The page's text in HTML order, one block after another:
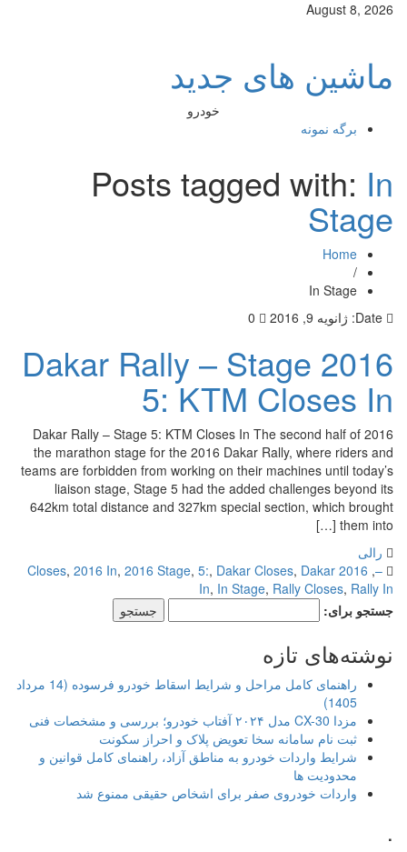
August 8, 2026
ماشین های جدید
خودرو
برگه نمونه
Posts tagged with:In
Stage
Home
/
In Stage
Date: ژانویه 9, 2016 0
2016 Dakar Rally – Stage
5: KTM Closes In
2016 Dakar Rally – Stage 5: KTM Closes In The second half of
the marathon stage for the 2016 Dakar Rally, where riders and
teams are forbidden from working on their machines until today’s
liaison stage, Stage 5 had the added challenges beyond its
642km total distance and 327km special section, which brought
them into […]
رالی
–
,
2016 Closes
,2016 In,2016 Stage, 5:,Dakar Closes,Dakar
In, In Stage,Rally Closes,Rally In
جستجو برای:
نوشته‌های تازه
راهنمای کامل مراحل و شرایط اسقاط خودرو فرسوده (14 مرداد
1405)
مزدا CX-30 مدل ۲۰۲۴ آفتاب خودرو؛ بررسی و مشخصات فنی
ثبت نام سامانه سخا تعویض پلاک و احراز سکونت
شرایط واردات خودرو به مناطق آزاد، راهنمای کامل قوانین و
محدودیت ها
واردات خودروی صفر برای اشخاص حقیقی ممنوع شد